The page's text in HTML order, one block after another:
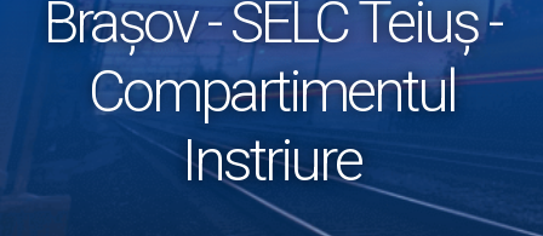
Brașov - SELC Teiuș -
Compartimentul
Instriure